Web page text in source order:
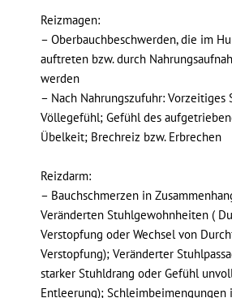
Reizmagen:
– Oberbauchbeschwerden, die im
auftreten bzw. durch
werden
– Nach Nahrungszufuhr: Vorzeitiges
Völlegefühl; Gefühl des
Übelkeit; Brechreiz bzw. Erbrechen
Reizdarm:
– Bauchschmerzen in
Veränderten Stuhlgewohnheiten (
Verstopfung oder Wechsel von
Verstopfung); Veränderter
starker Stuhldrang oder Gefühl
Entleerung); Schleimbeimengungen